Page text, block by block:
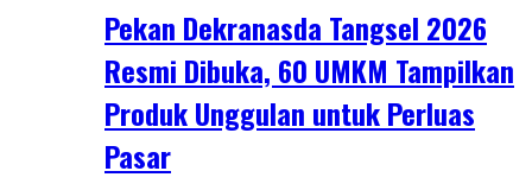
Pekan Dekranasda Tangsel 2026
Resmi Dibuka, 60 UMKM Tampilkan
Produk Unggulan untuk Perluas
Pasar